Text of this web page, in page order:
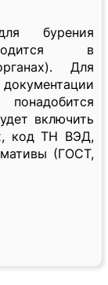
бурения
в
Для
включить
код ТН ВЭД,
(ГОСТ,